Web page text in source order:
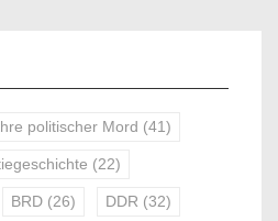
politischer Mord (41)
(22)
BRD (26) DDR (32)